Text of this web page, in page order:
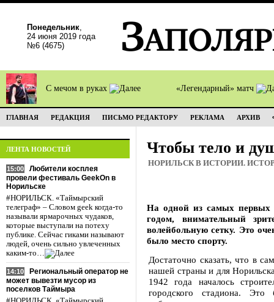
Понедельник,
24 июня 2019 года
№6 (4675)
С мечом в руках «Легендарный» матч
ГЛАВНАЯ РЕДАКЦИЯ ПИСЬМО РЕДАКТОРУ РЕКЛАМА АРХИВ
ЛЕНТА НОВОСТЕЙ
15:00
Любители косплея
провели фестиваль GeekOn в
Норильске
#НОРИЛЬСК. «Таймырский
телеграф» – Словом geek когда-то
называли ярмарочных чудаков,
которые выступали на потеху
публике. Сейчас гиками называют
людей, очень сильно увлеченных
каким-то…
14:10
Региональный оператор не
может вывезти мусор из
поселков Таймыра
Чтобы тело и
НОРИЛЬСК В ИСТОРИИ.
На одной из самых первых
годом, внимательный
волейбольную сетку. Это
было место спорту.
Достаточно сказать, что в
нашей страны и для
1942 года началось
городского стадиона. Это